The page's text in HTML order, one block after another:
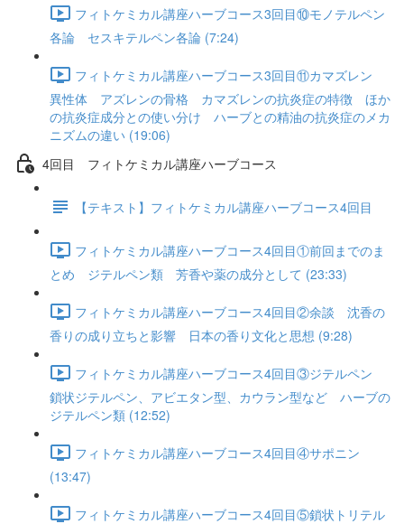
フィトケミカル講座ハーブコース3回目⑩モノテルペン
各論 セスキテルペン各論 (7:24)
フィトケミカル講座ハーブコース3回目⑪カマズレン
異性体 アズレンの骨格 カマズレンの抗炎症の特徴 ほか
の抗炎症成分との使い分け ハーブとの精油の抗炎症のメカ
ニズムの違い (19:06)
4回目 フィトケミカル講座ハーブコース
【テキスト】フィトケミカル講座ハーブコース4回目
フィトケミカル講座ハーブコース4回目①前回までのま
とめ ジテルペン類 芳香や薬の成分として (23:33)
フィトケミカル講座ハーブコース4回目②余談 沈香の
香りの成り立ちと影響 日本の香り文化と思想 (9:28)
フィトケミカル講座ハーブコース4回目③ジテルペン
鎖状ジテルペン、アビエタン型、カウラン型など ハーブの
ジテルペン類 (12:52)
フィトケミカル講座ハーブコース4回目④サポニン
(13:47)
フィトケミカル講座ハーブコース4回目⑤鎖状トリテル